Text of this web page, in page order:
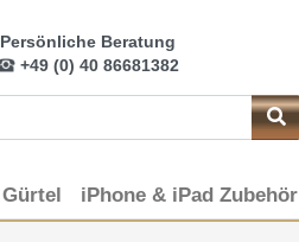
Persönliche Beratung
+49 (0) 40 86681382
Gürtel iPhone & iPad Zubehör